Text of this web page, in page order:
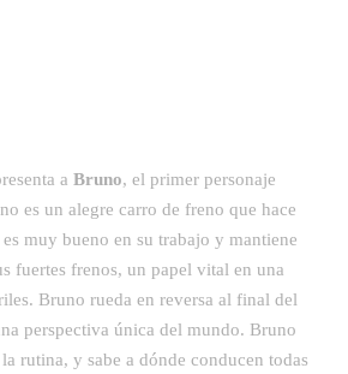
a Bruno, el primer personaje
es un alegre carro de freno que hace
muy bueno en su trabajo y mantiene
fuertes frenos, un papel vital en una
Bruno rueda en reversa al final del
perspectiva única del mundo. Bruno
rutina, y sabe a dónde conducen todas